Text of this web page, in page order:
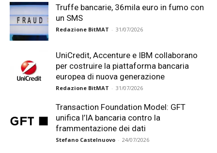
Truffe bancarie, 36mila euro in fumo con
un SMS
Redazione BitMAT - 31/07/2026
UniCredit, Accenture e IBM collaborano
per costruire la piattaforma bancaria
europea di nuova generazione
Redazione BitMAT - 31/07/2026
Transaction Foundation Model: GFT
unifica l’IA bancaria contro la
frammentazione dei dati
Stefano Castelnuovo - 24/07/2026